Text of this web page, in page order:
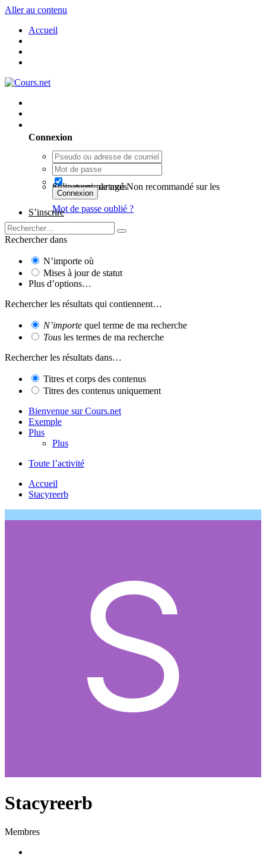
Aller au contenu
Accueil
Connexion
Se souvenir de moi
Non recommandé sur les ordinateurs partagés
Connexion
Mot de passe oublié ?
S’inscrire
Rechercher dans
N’importe où
Mises à jour de statut
Plus d’options…
Rechercher les résultats qui contiennent…
N’importe quel terme de ma recherche
Tous les termes de ma recherche
Rechercher les résultats dans…
Titres et corps des contenus
Titres des contenus uniquement
Bienvenue sur Cours.net
Exemple
Plus
Plus
Toute l’activité
Accueil
Stacyreerb
Stacyreerb
Membres